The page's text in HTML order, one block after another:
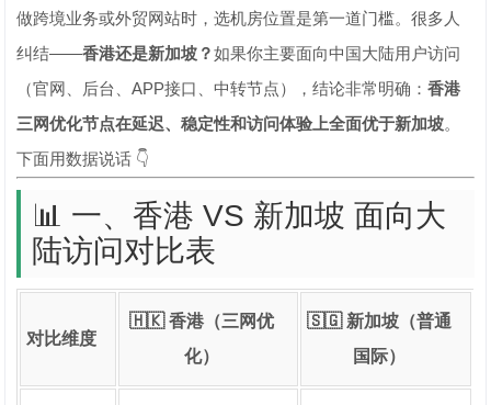
做跨境业务或外贸网站时，选机房位置是第一道门槛。很多人
纠结——香港还是新加坡？如果你主要面向中国大陆用户访问
（官网、后台、APP接口、中转节点），结论非常明确：香港
三网优化节点在延迟、稳定性和访问体验上全面优于新加坡。
下面用数据说话 👇
📊 一、香港 VS 新加坡 面向大
陆访问对比表
对比维度
🇭🇰 香港（三网优
化）
🇸🇬 新加坡（普通
国际）